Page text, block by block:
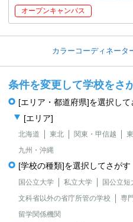
オープンキャンパス
カラーコーディネータ
条件を変更して学校をさ
[エリア・都道府県]を選択して
[エリア]
北海道 東北 関東・甲信越
九州・沖縄
[学校の種類]を選択してさがす
国公立大学 私立大学 国公立短
文科省以外の省庁所管の学校
専
留学関係機関